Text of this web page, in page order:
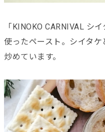
「KINOKO CARNIVAL シ
使ったペースト。シイタ
炒めています。